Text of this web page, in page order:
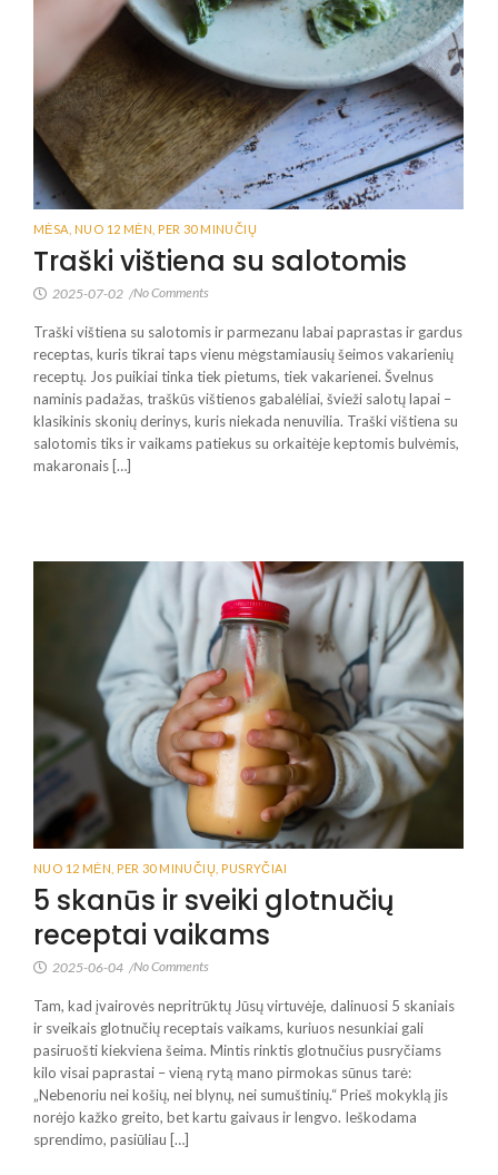
MĖSA NUO 12 MĖN PER 30 MINUČIŲ
Traški vištiena su salotomis
2025-07-02 /No Comments
Traški vištiena su salotomis ir parmezanu labai paprastas ir gardus
receptas, kuris tikrai taps vienu mėgstamiausių šeimos vakarienių
receptų. Jos puikiai tinka tiek pietums, tiek vakarienei. Švelnus
naminis padažas, traškūs vištienos gabalėliai, švieži salotų lapai –
klasikinis skonių derinys, kuris niekada nenuvilia. Traški vištiena su
salotomis tiks ir vaikams patiekus su orkaitėje keptomis bulvėmis,
makaronais […]
NUO 12 MĖN PER 30 MINUČIŲ PUSRYČIAI
5 skanūs ir sveiki glotnučių
receptai vaikams
2025-06-04 /No Comments
Tam, kad įvairovės nepritrūktų Jūsų virtuvėje, dalinuosi 5 skaniais
ir sveikais glotnučių receptais vaikams, kuriuos nesunkiai gali
pasiruošti kiekviena šeima. Mintis rinktis glotnučius pusryčiams
kilo visai paprastai – vieną rytą mano pirmokas sūnus tarė:
„Nebenoriu nei košių, nei blynų, nei sumuštinių.“ Prieš mokyklą jis
norėjo kažko greito, bet kartu gaivaus ir lengvo. Ieškodama
sprendimo, pasiūliau […]